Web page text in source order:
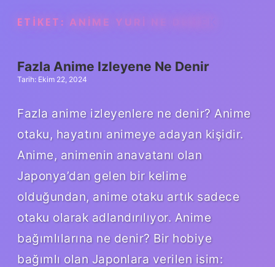
ETIKET: ANIME YURI NE DEMEK
Fazla Anime Izleyene Ne Denir
Tarih: Ekim 22, 2024
Fazla anime izleyenlere ne denir? Anime
otaku, hayatını animeye adayan kişidir.
Anime, animenin anavatanı olan
Japonya’dan gelen bir kelime
olduğundan, anime otaku artık sadece
otaku olarak adlandırılıyor. Anime
bağımlılarına ne denir? Bir hobiye
bağımlı olan Japonlara verilen isim: